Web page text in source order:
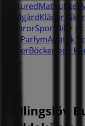
FeaturedMatbutiker
TrädgårdKläder,
VitvarorSport Bilar
och ParfymApotek
KaféerBöcker och
Reklam
Ballingslöv